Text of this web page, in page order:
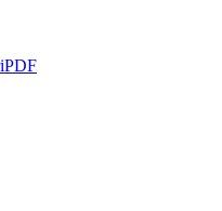
PDF